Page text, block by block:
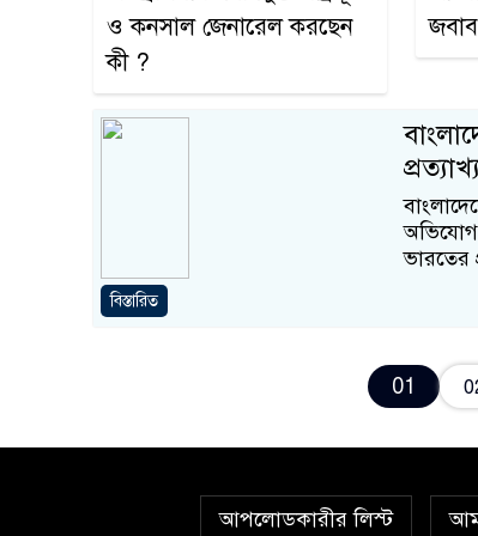
ও কনসাল জেনারেল করছেন
কী ?
জবাব
অভিযোগ
ভারতের
বিস্তারিত
01
আপলোডকারীর লিস্ট